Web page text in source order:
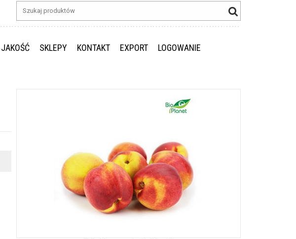
JAKOŚĆ SKLEPY KONTAKT EXPORT LOGOWANIE